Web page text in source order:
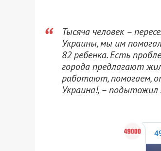
Тысяча человек –
Украины, мы им
82 ребенка. Есть
города предлагают
работают, помогаем,
Украина!, – подытожил